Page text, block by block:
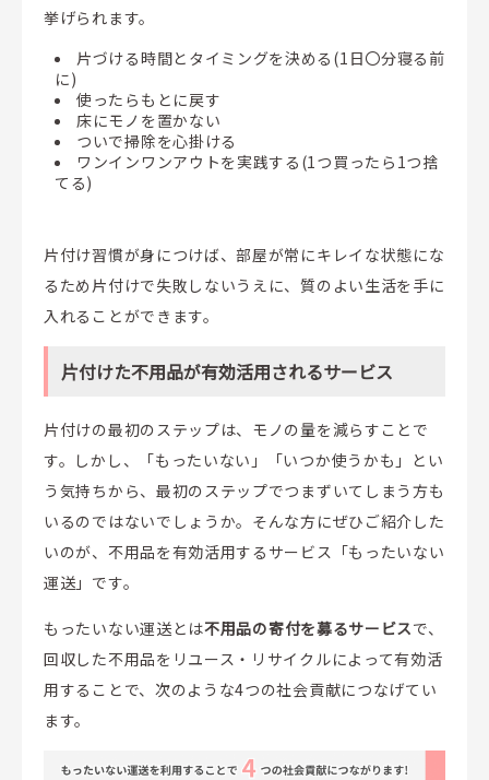
挙げられます。
片づける時間とタイミングを決める(1日〇分寝る前
に)
使ったらもとに戻す
床にモノを置かない
ついで掃除を心掛ける
ワンインワンアウトを実践する(1つ買ったら1つ捨
てる)
片付け習慣が身につけば、部屋が常にキレイな状態にな
るため片付けで失敗しないうえに、質のよい生活を手に
入れることができます。
片付けた不用品が有効活用されるサービス
片付けの最初のステップは、モノの量を減らすことで
す。しかし、「もったいない」「いつか使うかも」とい
う気持ちから、最初のステップでつまずいてしまう方も
いるのではないでしょうか。そんな方にぜひご紹介した
いのが、不用品を有効活用するサービス「もったいない
運送」です。
もったいない運送とは不用品の寄付を募るサービスで、
回収した不用品をリユース・リサイクルによって有効活
用することで、次のような4つの社会貢献につなげてい
ます。